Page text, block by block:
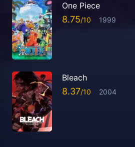
One Piece
8.75 1999
Bleach
8.37 2004